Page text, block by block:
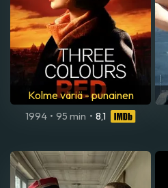
Kolme väriä - punainen
1994 • 95 min • 8,1